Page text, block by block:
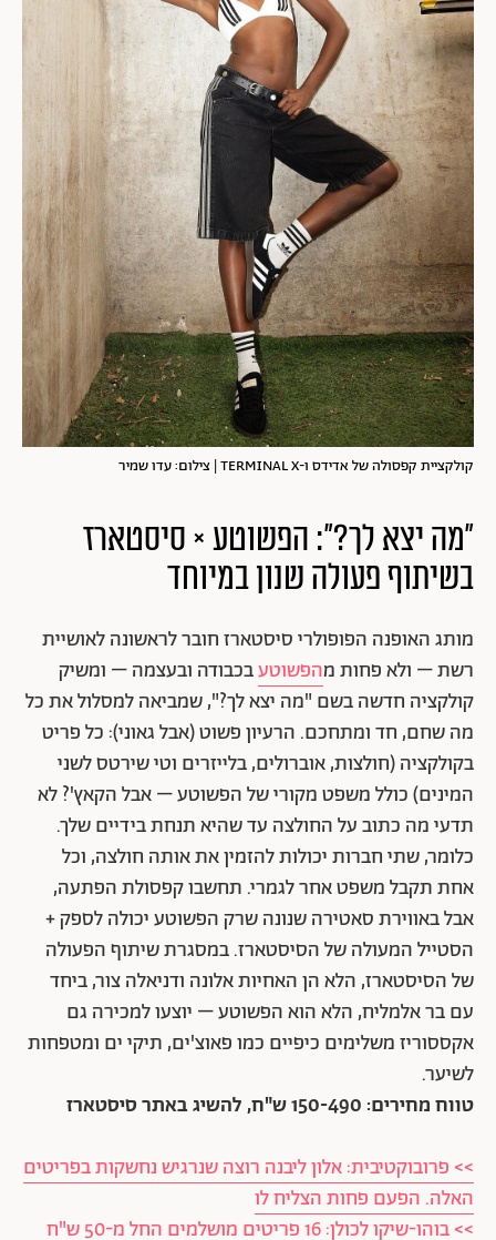
קולקציית קפסולה של אדידס ו-TERMINAL X | צילום: עדו שמיר
"מה יצא לך?": הפשוטע × סיסטארז
בשיתוף פעולה שנון במיוחד
מותג האופנה הפופולרי סיסטארז חובר לראשונה לאושיית
רשת – ולא פחות מהפשוטעבכבודה ובעצמה – ומשיק
קולקציה חדשה בשם "מה יצא לך?", שמביאה למסלול את כל
מה שחם, חד ומתחכם. הרעיון פשוט (אבל גאוני): כל פריט
בקולקציה (חולצות, אוברולים, בלייזרים וטי שירטס לשני
המינים) כולל משפט מקורי של הפשוטע – אבל הקאץ'? לא
תדעי מה כתוב על החולצה עד שהיא תנחת בידיים שלך.
כלומר, שתי חברות יכולות להזמין את אותה חולצה, וכל
אחת תקבל משפט אחר לגמרי. תחשבו קפסולת הפתעה,
אבל באווירת סאטירה שנונה שרק הפשוטע יכולה לספק +
הסטייל המעולה של הסיסטארז. במסגרת שיתוף הפעולה
של הסיסטארז, הלא הן האחיות אלונה ודניאלה צור, ביחד
עם בר אלמליח, הלא הוא הפשוטע – יוצעו למכירה גם
אקססוריז משלימים כיפיים כמו פאוצ'ים, תיקי ים ומטפחות
לשיער.
טווח מחירים: 150-490 ש"ח, להשיג באתר סיסטארז
>> פרובוקטיבית: אלון ליבנה רוצה שנרגיש נחשקות בפריטים
האלה. הפעם פחות הצליח לו
>> בוהו-שיקו לכולן: 16 פריטים מושלמים החל מ-50 ש"ח